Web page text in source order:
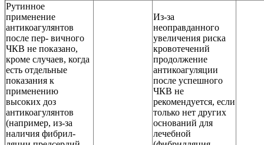
Рутинное
применение
антикоагулянтов
после пер- вичного
ЧКВ не показано,
кроме случаев, когда
есть отдельные
показания к
применению
высоких доз
антикоагулянтов
(например, из-за
наличия фибрил-
Из-за
неоправданного
увеличения риска
кровотечений
продолжение
антикоагуляции
после успешного
ЧКВ не
рекомендуется, если
только нет других
оснований для
лечебной